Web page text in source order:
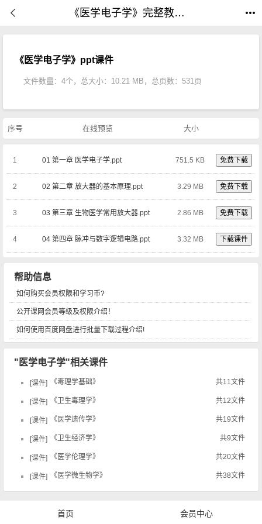
《医学电子学》完整教学课件(全套共4个文件531页)|PPT课件下载
《医学电子学》ppt课件
文件数量：4个，总大小：10.21 MB，总页数：531页
序号 在线预览 大小
1 01 第一章 医学电子学.ppt 751.5 KB 免费下载
2 02 第二章 放大器的基本原理.ppt 3.29 MB 免费下载
3 03 第三章 生物医学常用放大器.ppt 2.86 MB 免费下载
4 04 第四章 脉冲与数字逻辑电路.ppt 3.32 MB 下载课件
帮助信息
如何购买会员权限和学习币?
公开课网会员等级及权限介绍！
如何使用百度网盘进行批量下载过程介绍!
"医学电子学"相关课件
课件 《毒理学基础》 共11文件
课件 《卫生毒理学》 共12文件
课件 《医学遗传学》 共19文件
课件 《卫生经济学》 共9文件
课件 《医学伦理学》 共20文件
课件 《医学微生物学》 共38文件
首页 会员中心